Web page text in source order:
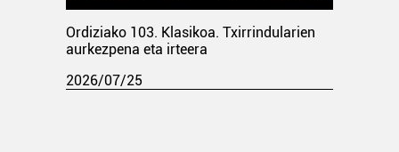
Ordiziako 103. Klasikoa. Txirrindularien
aurkezpena eta irteera
2026/07/25